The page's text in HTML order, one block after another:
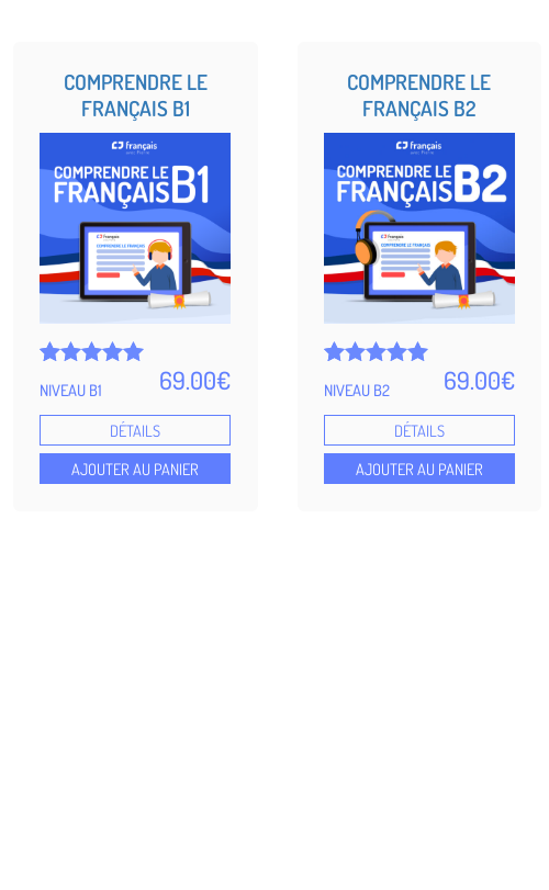
COMPRENDRE LE
FRANÇAIS B1
Noté
5.00
sur 5 basé
sur
5
notations
client
NIVEAU B1 69.00€
DÉTAILS
AJOUTER AU PANIER
COMPRENDRE LE
FRANÇAIS B2
Noté
4.90
sur 5
basé sur
5
notations
client
NIVEAU B2 69.00€
DÉTAILS
AJOUTER AU PANIER